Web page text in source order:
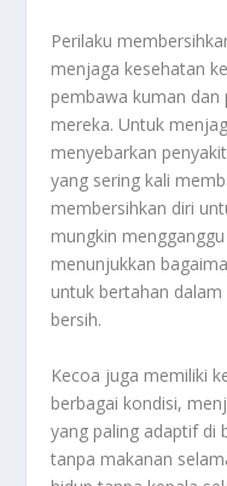
Perilaku
menjaga kesehatan
pembawa kuman dan
mereka. Untuk
menyebarkan
yang sering kali
membersihkan diri
mungkin
menunjukkan
untuk bertahan
bersih.
Kecoa juga memiliki
berbagai kondisi,
yang paling adaptif di
tanpa makanan